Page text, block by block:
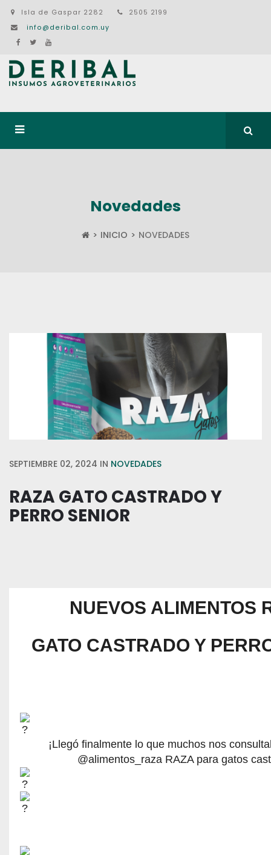
Isla de Gaspar 2282
2505 2199
info@deribal.com.uy
Novedades
INICIO NOVEDADES
SEPTIEMBRE 02, 2024 IN NOVEDADES
RAZA GATO CASTRADO Y
PERRO SENIOR
NUEVOS ALIMENTOS
GATO CASTRADO Y
¡Llegó finalmente lo que muchos nos
@alimentos_raza RAZA para gatos